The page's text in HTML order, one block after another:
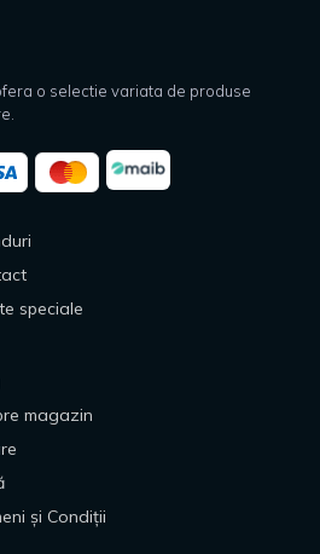
o selectie variata de produse
speciale
magazin
și Condiții